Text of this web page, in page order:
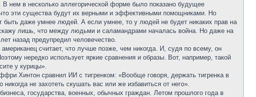
нем в несколько аллегорической форме было показано будущее
эти существа будут их верными и эффективными помощниками. Но
быть даже умнее людей. А если умнее, то у людей не будет никаких прав на
лишь, что между людьми и саламандрами началась война. Но даже на
назад предупредил человечество.
считает, что лучше позже, чем никогда. И, судя по всему, он
нередко использует яркие сравнения и образы. Вот, например, такой
у курицы».
Хинтон сравнил ИИ с тигренком: «Вообще говоря, держать тигренка в
не захотеть скушать вас или же избавиться от него».
государства, военных, обычных граждан. Летом прошлого года в